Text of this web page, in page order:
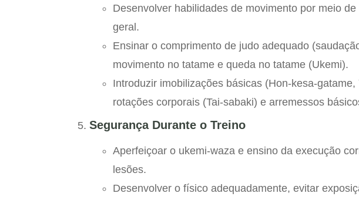
Desenvolver habilidades de movimento por meio
geral.
Ensinar o comprimento de judo adequado
movimento no tatame e queda no tatame (Ukemi).
Introduzir imobilizações básicas (Hon-kesa-
rotações corporais (Tai-sabaki) e arremessos
Segurança Durante o Treino
Aperfeiçoar o ukemi-waza e ensino da execução
lesões.
Desenvolver o físico adequadamente, evitar